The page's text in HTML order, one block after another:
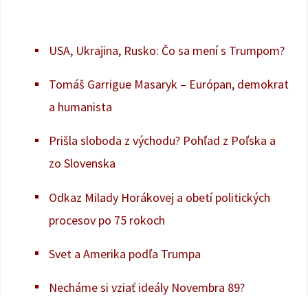
USA, Ukrajina, Rusko: Čo sa mení s Trumpom?
Tomáš Garrigue Masaryk – Európan, demokrat
a humanista
Prišla sloboda z východu? Pohľad z Poľska a
zo Slovenska
Odkaz Milady Horákovej a obetí politických
procesov po 75 rokoch
Svet a Amerika podľa Trumpa
Necháme si vziať ideály Novembra 89?